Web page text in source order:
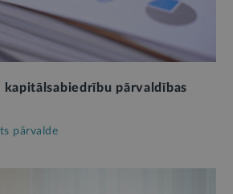
kapitālsabiedrību pārvaldības
pārvalde